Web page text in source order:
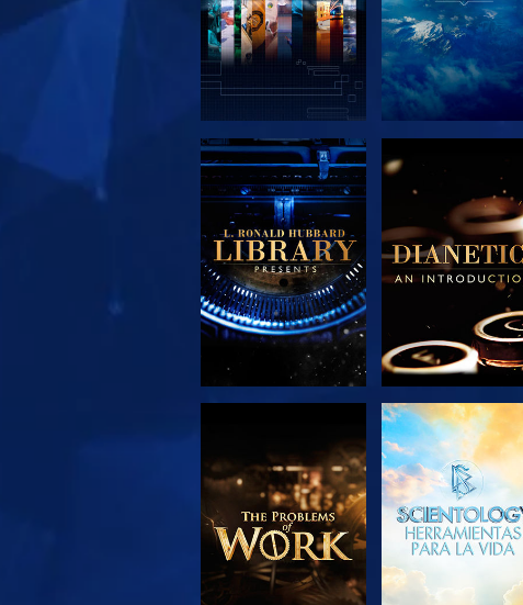
EXPLORA LAS
SERIES
EXPLORA LAS
SERIES
EXPLORA LAS
SERIES
VE